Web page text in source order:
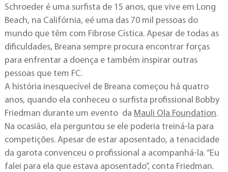
Schroeder é uma surfista de 15 anos, que vive em Long
Beach, na Califórnia, eé uma das 70 mil pessoas do
mundo que têm com Fibrose Cística. Apesar de todas as
dificuldades, Breana sempre procura encontrar forças
para enfrentar a doença e também inspirar outras
pessoas que tem FC.
A história inesquecível de Breana começou há quatro
anos, quando ela conheceu o surfista profissional Bobby
Friedman durante um evento da Mauli Ola Foundation.
Na ocasião, ela perguntou se ele poderia treiná-la para
competições. Apesar de estar aposentado, a tenacidade
da garota convenceu o profissional a acompanhá-la. “Eu
falei para ela que estava aposentado”, conta Friedman.